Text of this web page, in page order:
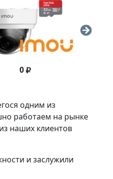
0
одним из
работаем на рынке
наших клиентов
и заслужили